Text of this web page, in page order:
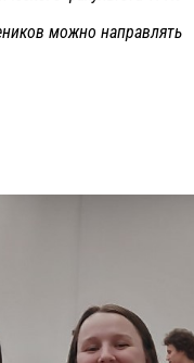
можно направлять